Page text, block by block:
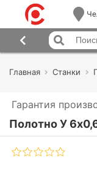
Главная Станки
Гарантия
Полотно У